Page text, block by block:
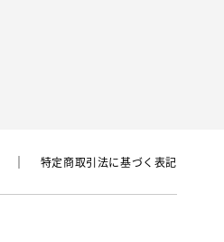
特定商取引法に基づく表記